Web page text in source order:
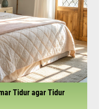
Tidur agar Tidur